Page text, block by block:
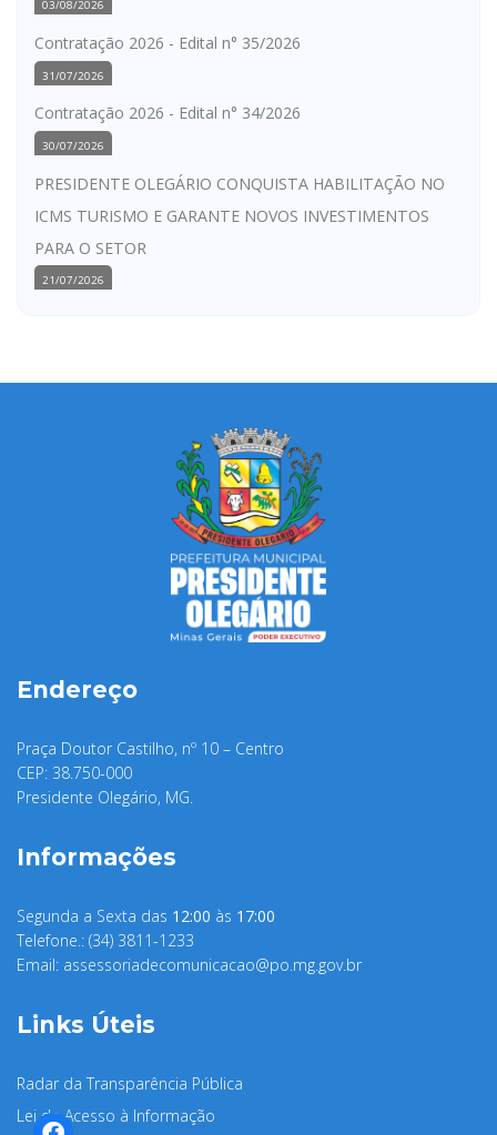
03/08/2026
Contratação 2026 - Edital n° 35/2026
31/07/2026
Contratação 2026 - Edital n° 34/2026
30/07/2026
PRESIDENTE OLEGÁRIO CONQUISTA HABILITAÇÃO NO
ICMS TURISMO E GARANTE NOVOS INVESTIMENTOS
PARA O SETOR
21/07/2026
Endereço
Praça Doutor Castilho, nº 10 – Centro
CEP: 38.750-000
Presidente Olegário, MG.
Informações
Segunda a Sexta das 12:00 às 17:00
Telefone.: (34) 3811-1233
Email: assessoriadecomunicacao@po.mg.gov.br
Links Úteis
Radar da Transparência Pública
Lei de Acesso à Informação